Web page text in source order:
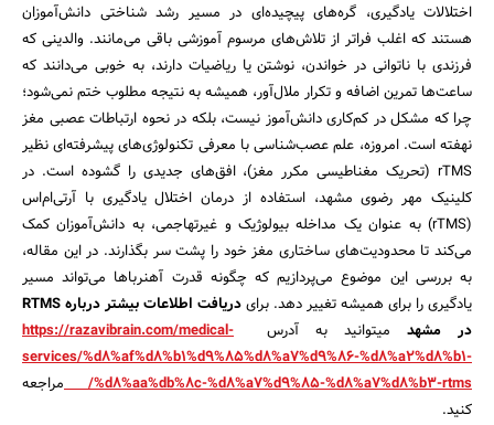
اختلالات یادگیری، گره‌های پیچیده‌ای در مسیر رشد شناختی دانش‌آموزان
هستند که اغلب فراتر از تلاش‌های مرسوم آموزشی باقی می‌مانند. والدینی که
فرزندی با ناتوانی در خواندن، نوشتن یا ریاضیات دارند، به خوبی می‌دانند که
ساعت‌ها تمرین اضافه و تکرار ملال‌آور، همیشه به نتیجه مطلوب ختم نمی‌شود؛
چرا که مشکل در کم‌کاری دانش‌آموز نیست، بلکه در نحوه ارتباطات عصبی مغز
نهفته است. امروزه، علم عصب‌شناسی با معرفی تکنولوژی‌های پیشرفته‌ای نظیر
rTMS (تحریک مغناطیسی مکرر مغز)، افق‌های جدیدی را گشوده است. در
کلینیک مهر رضوی مشهد، استفاده از درمان اختلال یادگیری با آرتی‌ام‌اس
(rTMS) به عنوان یک مداخله بیولوژیک و غیرتهاجمی، به دانش‌آموزان کمک
می‌کند تا محدودیت‌های ساختاری مغز خود را پشت سر بگذارند. در این مقاله،
به بررسی این موضوع می‌پردازیم که چگونه قدرت آهنرباها می‌تواند مسیر
یادگیری را برای همیشه تغییر دهد. برای
دریافت اطلاعات بیشتر درباره RTMS
در مشهد میتوانید به آدرس https://razavibrain.com/medical-
services/%d8%af%d8%b1%d9%85%d8%a7%d9%86-%d8%a2%d8%b1-
%d8%aa%db%8c-%d8%a7%d9%85-%d8%a7%d8%b3-rtms/
مراجعه
کنید.